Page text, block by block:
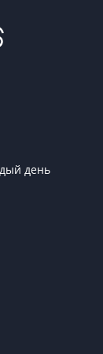
при
входных
день